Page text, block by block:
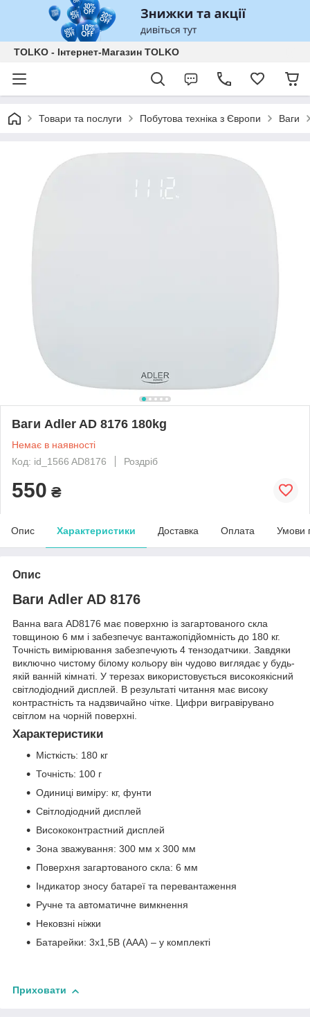
TOLKO - Інтернет-Магазин TOLKO
Товари та послуги Побутова техніка з Європи Ваги
Ваги Adler AD 8176 180kg
Немає в наявності
Код: id_1566 AD8176
Роздріб
550 ₴
Опис Характеристики Доставка Оплата Умови
Опис
Ваги Adler AD 8176
Ванна вага AD8176 має поверхню із загартованого скла
товщиною 6 мм і забезпечує вантажопідйомність до 180 кг.
Точність вимірювання забезпечують 4 тензодатчики. Завдяки
виключно чистому білому кольору він чудово виглядає у будь-
якій ванній кімнаті. У терезах використовується високоякісний
світлодіодний дисплей. В результаті читання має високу
контрастність та надзвичайно чітке. Цифри вигравірувано
світлом на чорній поверхні.
Характеристики
Місткість: 180 кг
Точність: 100 г
Одиниці виміру: кг, фунти
Світлодіодний дисплей
Висококонтрастний дисплей
Зона зважування: 300 мм x 300 мм
Поверхня загартованого скла: 6 мм
Індикатор зносу батареї та перевантаження
Ручне та автоматичне вимкнення
Нековзні ніжки
Батарейки: 3х1,5В (ААА) – у комплекті
Приховати